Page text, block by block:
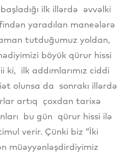
ilk illərdə əvvəlki
yaradılan maneələrə
tutduğumuz yoldan,
böyük qürur hissi
ki, ilk addımlarımız ciddi
olunsa da sonrakı illərdə
artıq çoxdan tarixə
bu gün qürur hissi ilə
verir. Çünki biz “İki
müəyyənləşdirdiyimiz